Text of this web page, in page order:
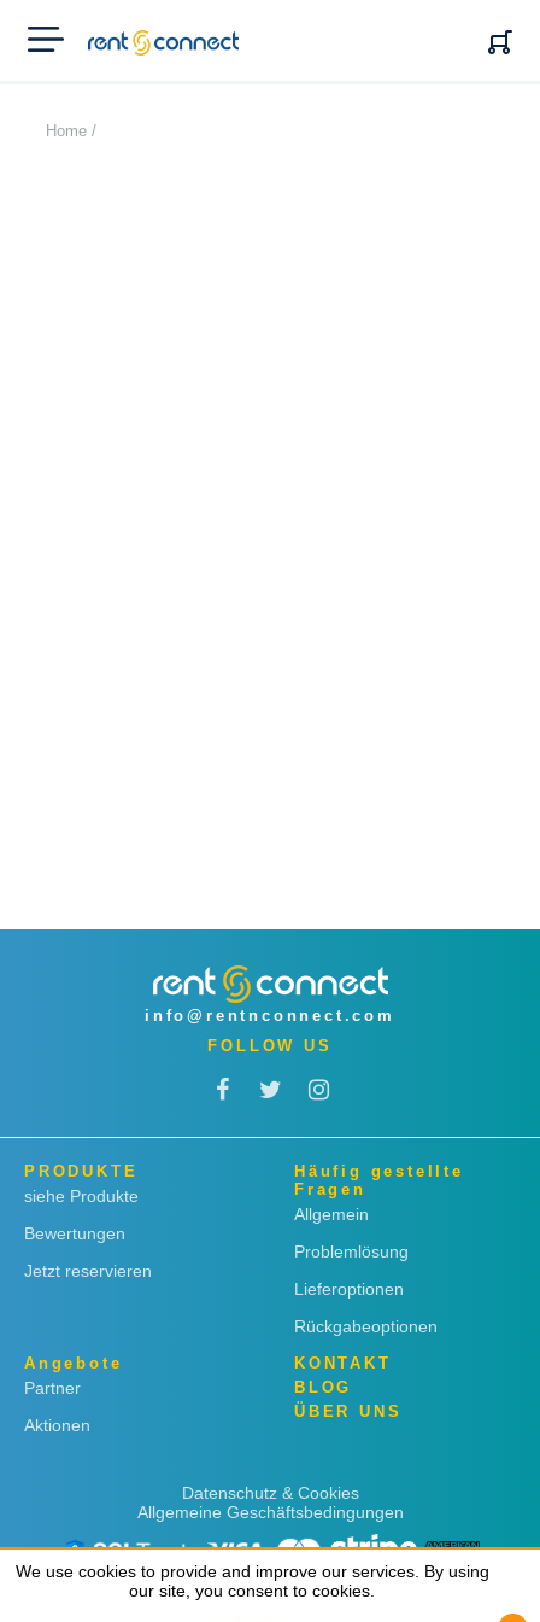
RENT'N
CONNECT
Home /
info@rentnconnect.com
FOLLOW US
PRODUKTE
siehe Produkte
Bewertungen
Jetzt reservieren
Häufig gestellte
Fragen
Allgemein
Problemlösung
Lieferoptionen
Rückgabeoptionen
Angebote
Partner
Aktionen
KONTAKT
BLOG
ÜBER UNS
Datenschutz & Cookies
Allgemeine Geschäftsbedingungen
We use cookies to provide and improve our services. By using
our site, you consent to cookies.
We use cookies to provide and improve our services. By using
our site, you consent to cookies.